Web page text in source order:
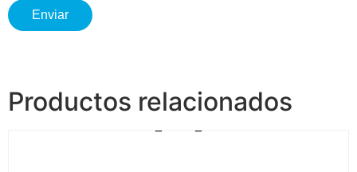
Productos relacionados